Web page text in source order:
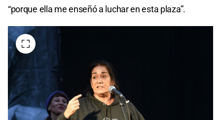
“porque ella me enseñó a luchar en esta plaza”.